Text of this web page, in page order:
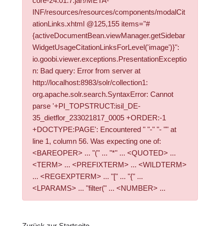
INF/resources/resources/components/modalCit
ationLinks.xhtml @125,155 items="#
{activeDocumentBean.viewManager.getSidebar
WidgetUsageCitationLinksForLevel('image')}":
io.goobi.viewer.exceptions.PresentationExceptio
n: Bad query: Error from server at
http://localhost:8983/solr/collection1:
org.apache.solr.search.SyntaxError: Cannot
parse '+PI_TOPSTRUCT:isil_DE-
35_dietflor_233021817_0005 +ORDER:-1
+DOCTYPE:PAGE': Encountered " "-" "- "" at
line 1, column 56. Was expecting one of:
<BAREOPER> ... "(" ... "*" ... <QUOTED> ...
<TERM> ... <PREFIXTERM> ... <WILDTERM>
... <REGEXPTERM> ... "[" ... "{" ...
<LPARAMS> ... "filter(" ... <NUMBER> ...